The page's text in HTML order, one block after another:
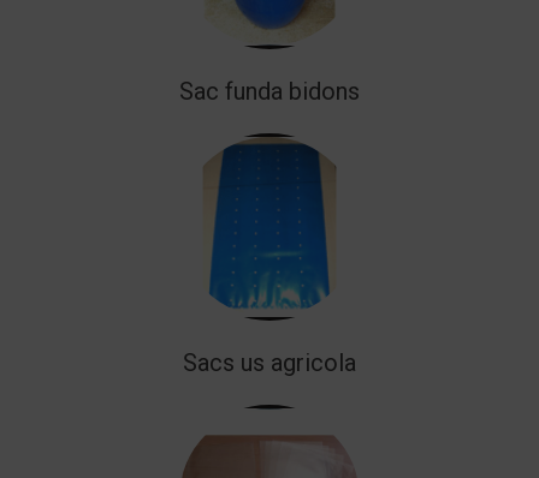
Sac funda bidons
Sacs us agricola